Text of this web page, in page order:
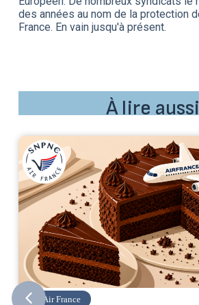
des années au nom de la protection
France. En vain jusqu'à présent.
À lire aussi
Air France